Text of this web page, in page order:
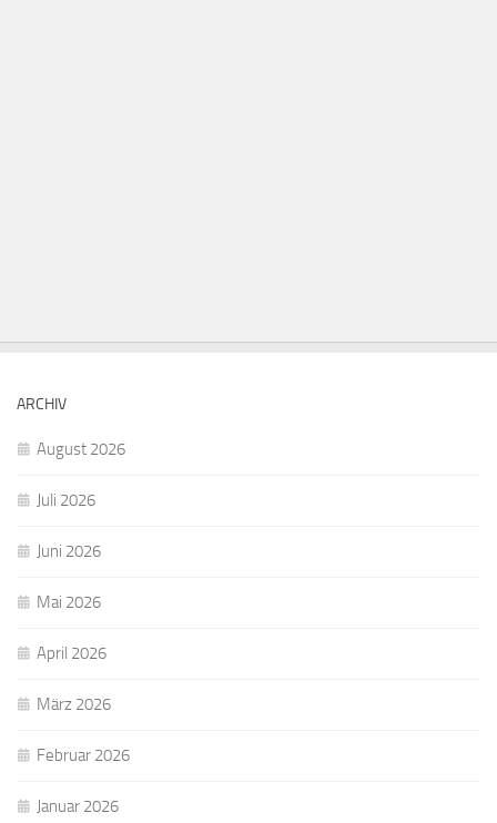
ARCHIV
August 2026
Juli 2026
Juni 2026
Mai 2026
April 2026
März 2026
Februar 2026
Januar 2026